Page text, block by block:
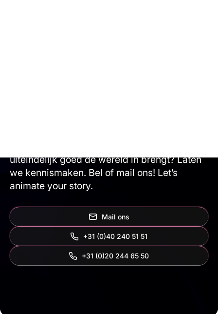
uiteindelijk goed de wereld in brengt? Laten
we kennismaken. Bel of mail ons! Let’s
animate your story.
Mail ons
+31 (0)40 240 51 51
‭+31 (0)20 244 65 50‬